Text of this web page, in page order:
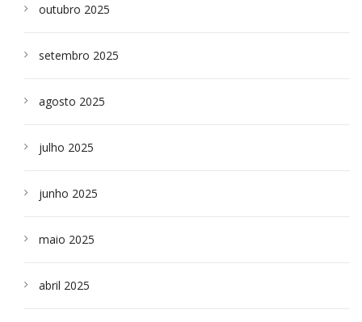
outubro 2025
setembro 2025
agosto 2025
julho 2025
junho 2025
maio 2025
abril 2025